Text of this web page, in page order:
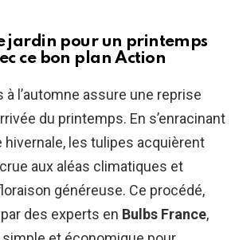
jardin pour un printemps
ce bon plan Action
à l’automne assure une reprise
du printemps. En s’enracinant
hivernale, les tulipes acquièrent
aux aléas climatiques et
généreuse. Ce procédé,
des experts en Bulbs France,